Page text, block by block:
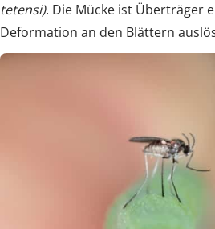
tetensi). Die Mücke ist Überträger
Deformation an den Blättern